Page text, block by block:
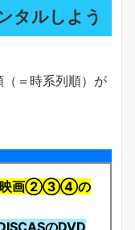
タルしよう
＝時系列順）が
→映画②③④の
のDVD